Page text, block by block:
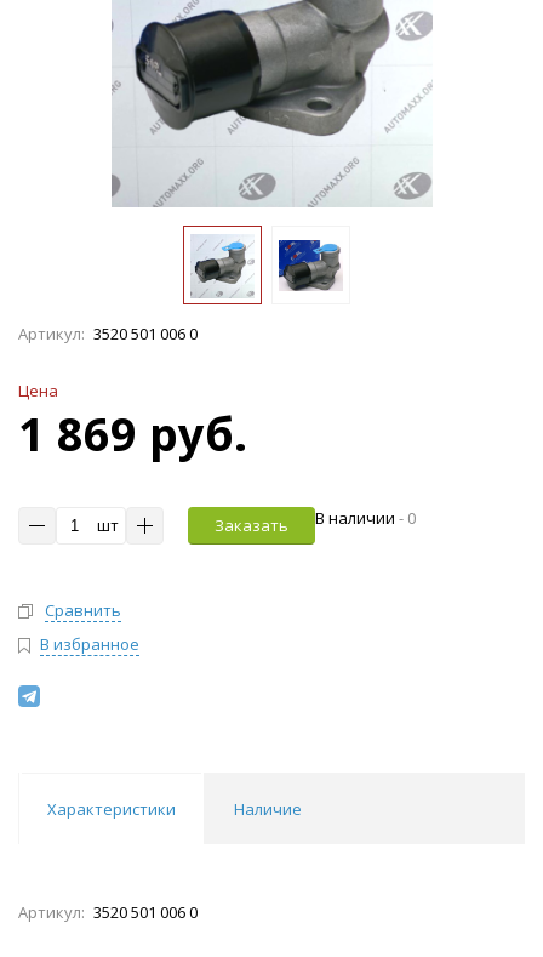
Артикул: 3520 501 006 0
Цена
1 869 руб.
шт Заказать В наличии - 0
Сравнить
В избранное
Характеристики Наличие
Артикул: 3520 501 006 0